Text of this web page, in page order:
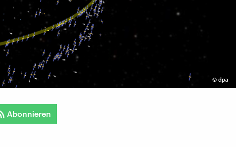
© dpa
Abonnieren